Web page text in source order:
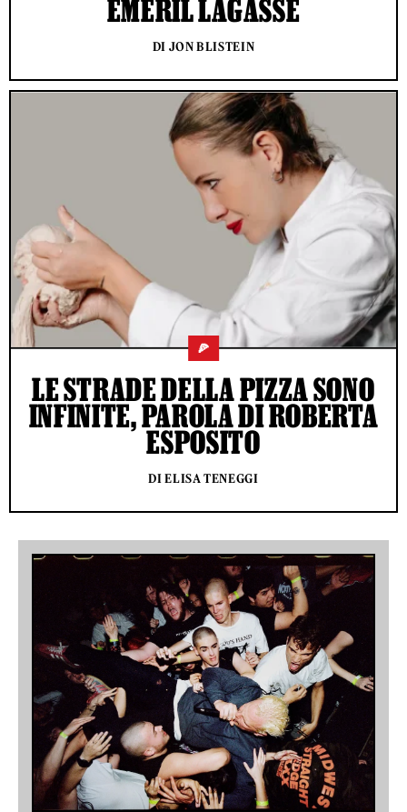
EMERIL LAGASSE
DI JON BLISTEIN
🍕
LE STRADE DELLA PIZZA SONO
INFINITE, PAROLA DI ROBERTA
ESPOSITO
DI ELISA TENEGGI